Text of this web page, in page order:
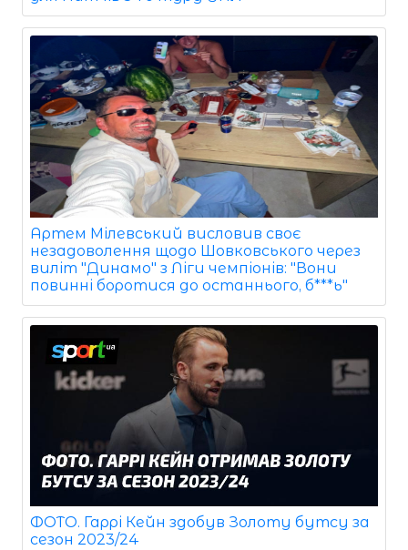
Артем Мілевський висловив своє
незадоволення щодо Шовковського через
виліт "Динамо" з Ліги чемпіонів: "Вони
повинні боротися до останнього, б***ь"
ФОТО. Гаррі Кейн здобув Золоту бутсу за
сезон 2023/24